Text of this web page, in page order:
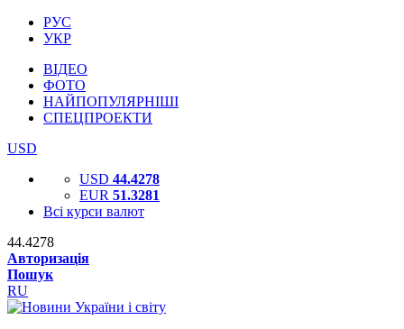
РУС
УКР
ВІДЕО
ФОТО
НАЙПОПУЛЯРНІШІ
СПЕЦПРОЕКТИ
USD
USD 44.4278
EUR 51.3281
Всі курси валют
44.4278
Авторизація
Пошук
RU